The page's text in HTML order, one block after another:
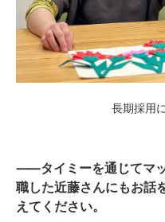
長期採用
⸺タイミーを通じてマッ
職した近藤さんにもお話
えてください。